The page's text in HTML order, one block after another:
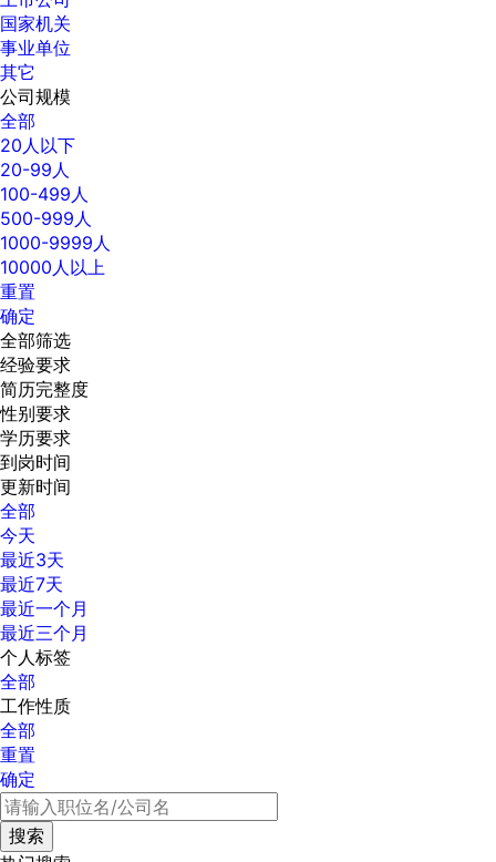
国家机关
事业单位
其它
公司规模
全部
20人以下
20-99人
100-499人
500-999人
1000-9999人
10000人以上
重置
确定
全部筛选
经验要求
简历完整度
性别要求
学历要求
到岗时间
更新时间
全部
今天
最近3天
最近7天
最近一个月
最近三个月
个人标签
全部
工作性质
全部
重置
确定